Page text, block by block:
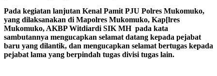
Pada kegiatan lanjutan Kenal Pamit PJU Polres Mukomuko,
yang dilaksanakan di Mapolres Mukomuko, Kap[lres
Mukomuko, AKBP Witdiardi SIK MH pada kata
sambutannya mengucapkan selamat datang kepada pejabat
baru yang dilantik, dan mengucapkan selamat bertugas kepada
pejabat lama yang berpindah tugas divisi tugas lain.